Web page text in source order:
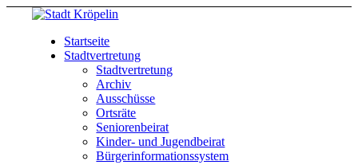
Startseite
Stadtvertretung
Stadtvertretung
Archiv
Ausschüsse
Ortsräte
Seniorenbeirat
Kinder- und Jugendbeirat
Bürgerinformationssystem